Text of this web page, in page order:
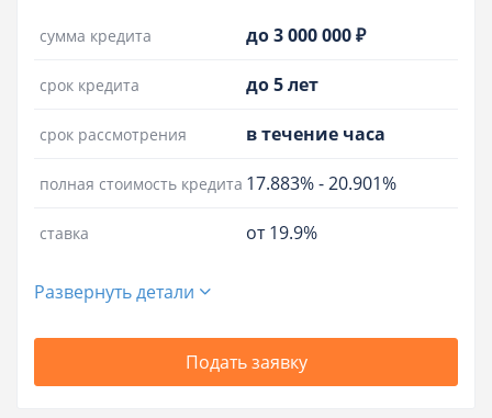
сумма кредита до 3 000 000 ₽
срок кредита до 5 лет
срок рассмотрения в течение часа
полная стоимость кредита 17.883%-20.901%
ставка от 19.9%
Развернуть детали
Подать заявку